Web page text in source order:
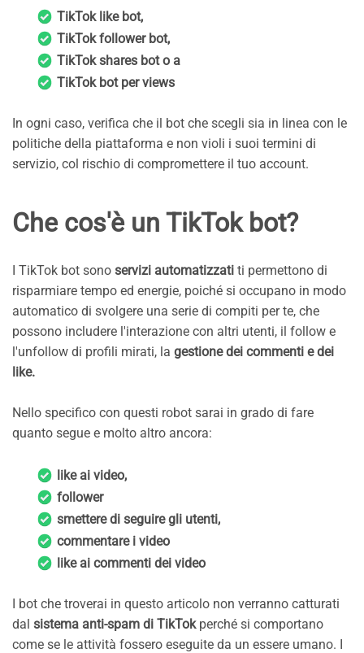
TikTok like bot,
TikTok follower bot,
TikTok shares bot o a
TikTok bot per views
In ogni caso, verifica che il bot che scegli sia in linea con le
politiche della piattaforma e non violi i suoi termini di
servizio, col rischio di compromettere il tuo account.
Che cos'è un TikTok bot?
I TikTok bot sono servizi automatizzati ti permettono di
risparmiare tempo ed energie, poiché si occupano in modo
automatico di svolgere una serie di compiti per te, che
possono includere l'interazione con altri utenti, il follow e
l'unfollow di profili mirati, la gestione dei commenti e dei
like.
Nello specifico con questi robot sarai in grado di fare
quanto segue e molto altro ancora:
like ai video,
follower
smettere di seguire gli utenti,
commentare i video
like ai commenti dei video
I bot che troverai in questo articolo non verranno catturati
dal sistema anti-spam di TikTokperché si comportano
come se le attività fossero eseguite da un essere umano. I